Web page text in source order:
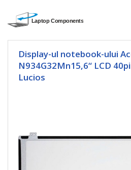
Display-ul notebook-ului
N934G32Mn15,6“ LCD
Lucios